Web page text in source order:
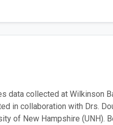
data collected at Wilkinson
in collaboration with Drs.
of New Hampshire (UNH).